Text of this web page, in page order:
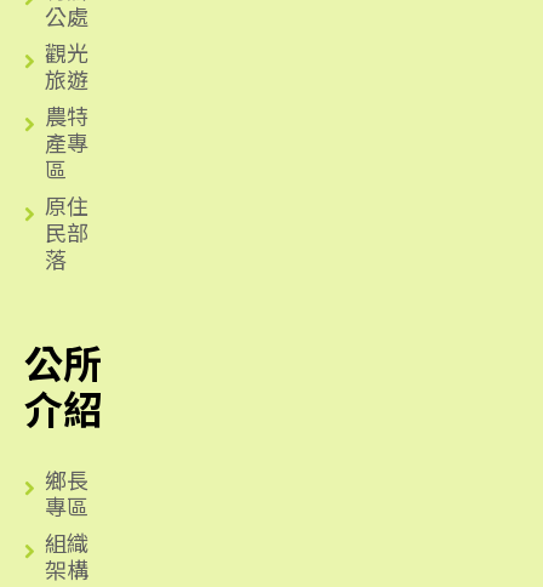
公處
觀光
旅遊
農特
產專
區
原住
民部
落
公所
介紹
鄉長
專區
組織
架構